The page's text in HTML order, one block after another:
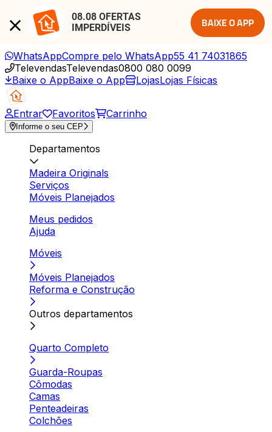
08.08 OFERTAS
IMPERDÍVEIS
BAIXE O APP
WhatsAppCompre pelo WhatsApp55 41 74031865
TelevendasTelevendas0800 080 0099
Baixe o AppBaixe o App LojasLojas Físicas
Entrar Favoritos Carrinho
Informe o seu CEP
Departamentos
Madeira Originals
Serviços
Móveis Planejados
Meus pedidos
Ajuda
Móveis
Móveis Planejados
Reforma e Construção
Outros departamentos
Quarto Completo
Guarda-Roupas
Cômodas
Camas
Penteadeiras
Colchões